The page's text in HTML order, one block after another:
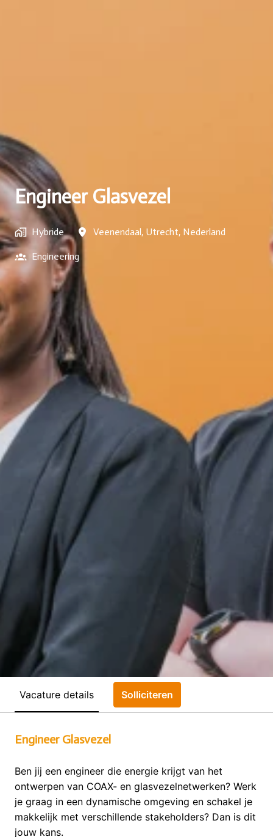
Engineer Glasvezel
Hybride Veenendaal, Utrecht, Nederland
Engineering
Vacature details Solliciteren
Engineer Glasvezel
Ben jij een engineer die energie krijgt van het
ontwerpen van COAX- en glasvezelnetwerken? Werk
je graag in een dynamische omgeving en schakel je
makkelijk met verschillende stakeholders? Dan is dit
jouw kans.